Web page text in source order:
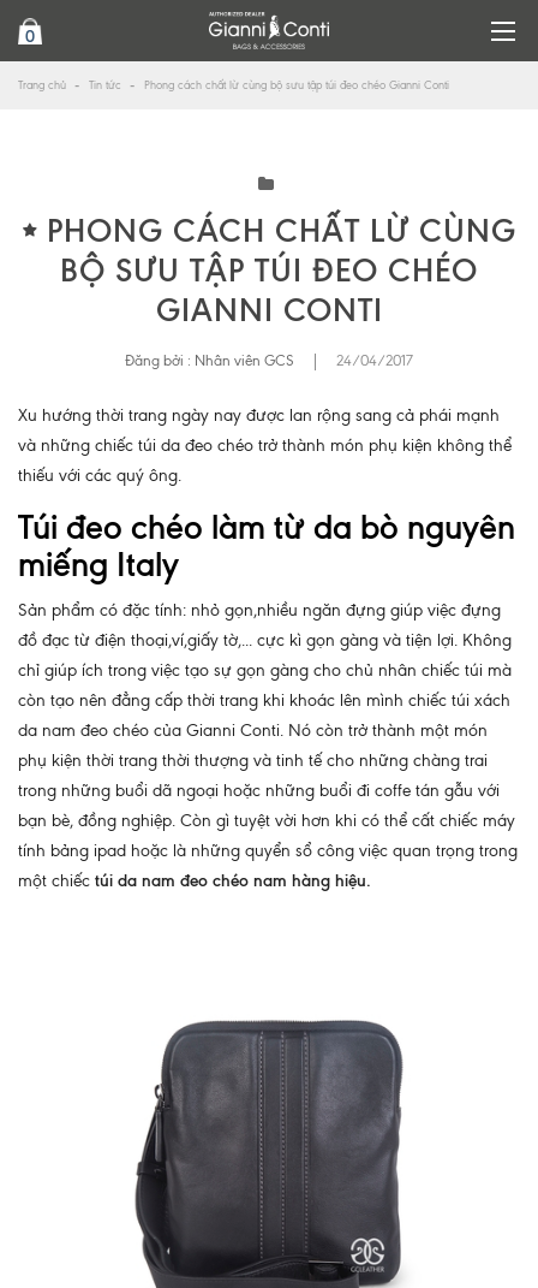
0
Trang chủ Tin tức Phong cách chất lừ cùng bộ sưu tập túi đeo chéo Gianni Conti
PHONG CÁCH CHẤT LỪ CÙNG
BỘ SƯU TẬP TÚI ĐEO CHÉO
GIANNI CONTI
Đăng bởi : Nhân viên GCS 24/04/2017
Xu hướng thời trang ngày nay được lan rộng sang cả phái mạnh
và những chiếc túi da đeo chéo trở thành món phụ kiện không thể
thiếu với các quý ông.
Túi đeo chéo làm từ da bò nguyên
miếng Italy
Sản phẩm có đặc tính: nhỏ gọn,nhiều ngăn đựng giúp việc đựng
đồ đạc từ điện thoại,ví,giấy tờ,... cực kì gọn gàng và tiện lợi. Không
chỉ giúp ích trong việc tạo sự gọn gàng cho chủ nhân chiếc túi mà
còn tạo nên đẳng cấp thời trang khi khoác lên mình chiếc túi xách
da nam đeo chéo của Gianni Conti. Nó còn trở thành một món
phụ kiện thời trang thời thượng và tinh tế cho những chàng trai
trong những buổi dã ngoại hoặc những buổi đi coffe tán gẫu với
bạn bè, đồng nghiệp. Còn gì tuyệt vời hơn khi có thể cất chiếc máy
tính bảng ipad hoặc là những quyển sổ công việc quan trọng trong
một chiếc túi da nam đeo chéo nam hàng hiệu.